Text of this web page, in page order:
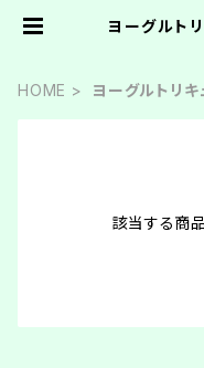
ヨーグルト
HOME ヨーグルトリキ
該当する商